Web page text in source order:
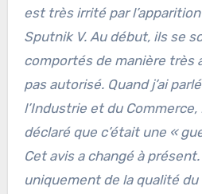
est très irrité par
Sputnik V. Au début, ils se
comportés de manière très
pas autorisé. Quand j’ai
l’Industrie et du
déclaré que c’était une «
Cet avis a changé à
uniquement de la qualité